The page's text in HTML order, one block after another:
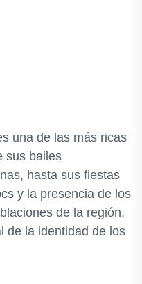
una de las más ricas
sus bailes
hasta sus fiestas
y la presencia de los
de la región,
de la identidad de los